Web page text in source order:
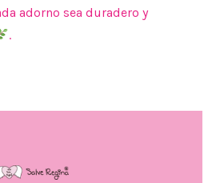
adorno sea duradero y
.